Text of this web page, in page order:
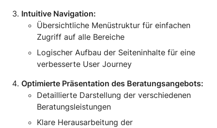
Intuitive Navigation:
Übersichtliche Menüstruktur für einfachen
Zugriff auf alle Bereiche
Logischer Aufbau der Seiteninhalte für eine
verbesserte User Journey
Optimierte Präsentation des Beratungsangebots:
Detaillierte Darstellung der verschiedenen
Beratungsleistungen
Klare Herausarbeitung der